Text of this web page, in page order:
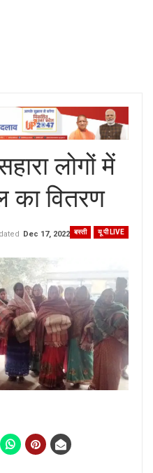
लोगों में
का वितरण
बस्ती यू पी LIVE
Dec 17, 2022